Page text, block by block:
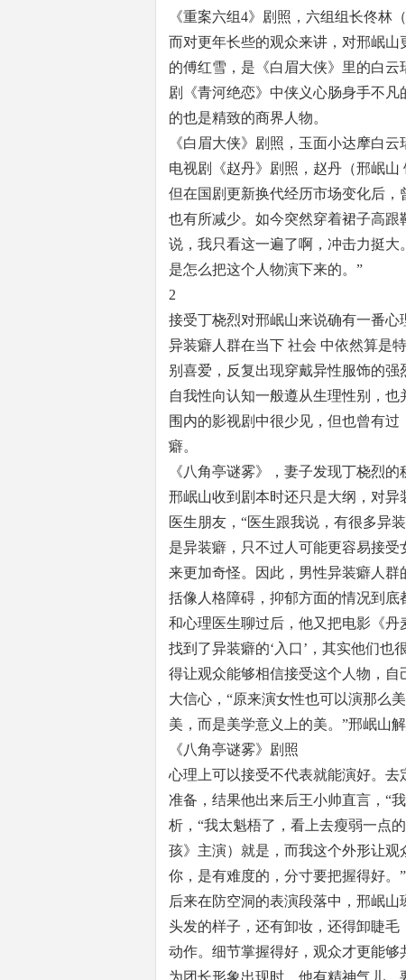
《重案六组4》剧照，六组组长佟林
而对更年长些的观众来讲，对邢岷
的傅红雪，是《白眉大侠》里的白
剧《青河绝恋》中侠义心肠身手不
的也是精致的商界人物。
《白眉大侠》剧照，玉面小达摩白云
电视剧《赵丹》剧照，赵丹（邢岷山
但在国剧更新换代经历市场变化后
也有所减少。如今突然穿着裙子高
说，我只看这一遍了啊，冲击力挺
是怎么把这个人物演下来的。”
2
接受丁桡烈对邢岷山来说确有一番心
异装癖人群在当下 社会 中依然算是
别喜爱，反复出现穿戴异性服饰的
自我性向认知一般遵从生理性别，
围内的影视剧中很少见，但也曾有
癖。
《八角亭谜雾》，妻子发现丁桡烈的
邢岷山收到剧本时还只是大纲，对
医生朋友，“医生跟我说，有很多异
是异装癖，只不过人可能更容易接
来更加奇怪。因此，男性异装癖人
括像人格障碍，抑郁方面的情况到底
和心理医生聊过后，他又把电影《
找到了异装癖的‘入口’，其实他们
得让观众能够相信接受这个人物，
大信心，“原来演女性也可以演那么
美，而是美学意义上的美。”邢岷山解
《八角亭谜雾》剧照
心理上可以接受不代表就能演好。
准备，结果他出来后王小帅直言，“
析，“我太魁梧了，看上去瘦弱一点
孩》主演）就是，而我这个外形让
你，是有难度的，分寸要把握得好。”
后来在防空洞的表演段落中，邢岷
头发的样子，还有卸妆，还得卸睫
动作。细节掌握得好，观众才更能
为团长形象出现时，他有精神气儿